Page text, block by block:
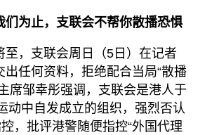
们为止，支联会不帮你散播恐惧
至，支联会周日（5日）在记者
出任何资料，拒绝配合当局“散播
席邹幸彤强调，支联会是港人于
动中自发成立的组织，强烈否认
，批评港警随便指控“外国代理